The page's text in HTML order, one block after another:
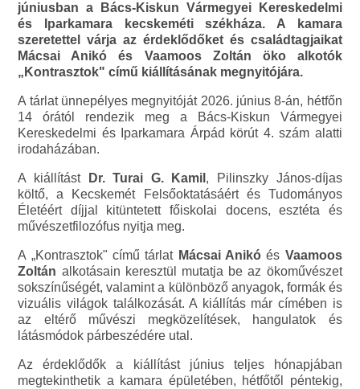
júniusban a Bács-Kiskun Vármegyei Kereskedelmi
és Iparkamara kecskeméti székháza. A kamara
szeretettel várja az érdeklődőket és családtagjaikat
Mácsai Anikó és Vaamoos Zoltán öko alkotók
„Kontrasztok" című kiállításának megnyitójára.
A tárlat ünnepélyes megnyitóját 2026. június 8-án, hétfőn
14 órától rendezik meg a Bács-Kiskun Vármegyei
Kereskedelmi és Iparkamara Árpád körút 4. szám alatti
irodaházában.
A kiállítást Dr. Turai G. Kamil , Pilinszky János-díjas
költő, a Kecskemét Felsőoktatásáért és Tudományos
Életéért díjjal kitüntetett főiskolai docens, esztéta és
művészetfilozófus nyitja meg.
A „Kontrasztok" című tárlat Mácsai Anikóés Vaamoos
Zoltán alkotásain keresztül mutatja be az ökoművészet
sokszínűségét, valamint a különböző anyagok, formák és
vizuális világok találkozását. A kiállítás már címében is
az eltérő művészi megközelítések, hangulatok és
látásmódok párbeszédére utal.
Az érdeklődők a kiállítást június teljes hónapjában
megtekinthetik a kamara épületében, hétfőtől péntekig,